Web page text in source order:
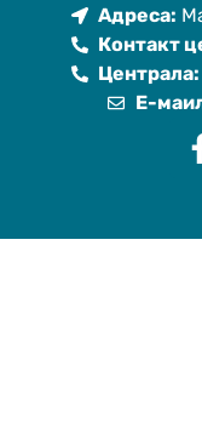
Адреса:
Контакт
Централа:
Е-